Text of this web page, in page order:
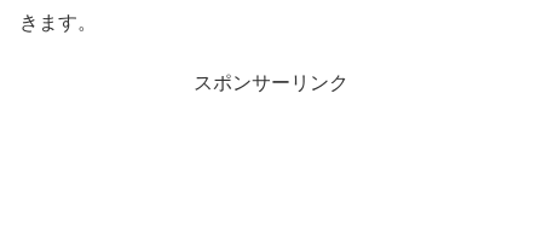
きます。
スポンサーリンク